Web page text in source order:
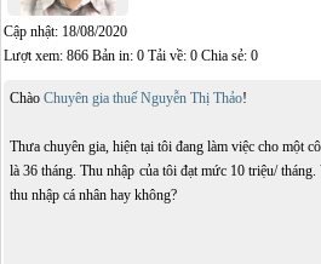
Cập nhật: 18/08/2020
Lượt xem: 866 Bản in: 0 Tải về: 0 Chia sẻ: 0
Chào Chuyên gia thuế Nguyễn Thị Thảo!
Thưa chuyên gia, hiện tại tôi đang làm việc cho một
là 36 tháng. Thu nhập của tôi đạt mức 10 triệu/
thu nhập cá nhân hay không?